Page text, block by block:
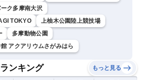
ク多摩南大沢
TOKYO
上柚木公園陸上競技場
多摩動物公園
アクアリウムさがみはら
ンキング もっと見る